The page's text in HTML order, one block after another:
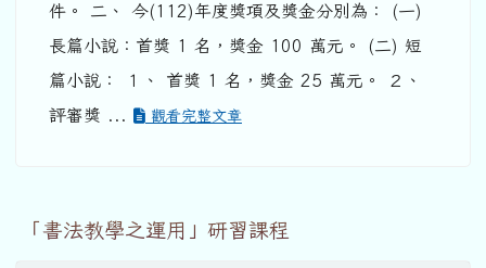
件。 二、 今(112)年度獎項及獎金分別為： (一)
長篇小說：首獎 1 名，獎金 100 萬元。 (二) 短
篇小說： １、 首獎 1 名，獎金 25 萬元。 ２、
評審獎 ...
觀看完整文章
「書法教學之運用」研習課程